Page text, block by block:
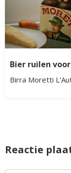
Bier ruilen
Birra Moretti
Reactie